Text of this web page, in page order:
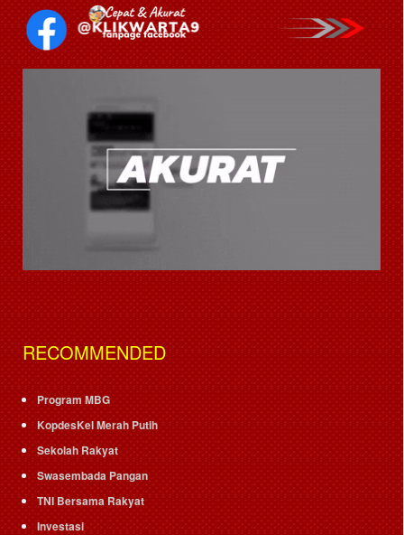
RECOMMENDED
Program MBG
KopdesKel Merah Putih
Sekolah Rakyat
Swasembada Pangan
TNI Bersama Rakyat
Investasi